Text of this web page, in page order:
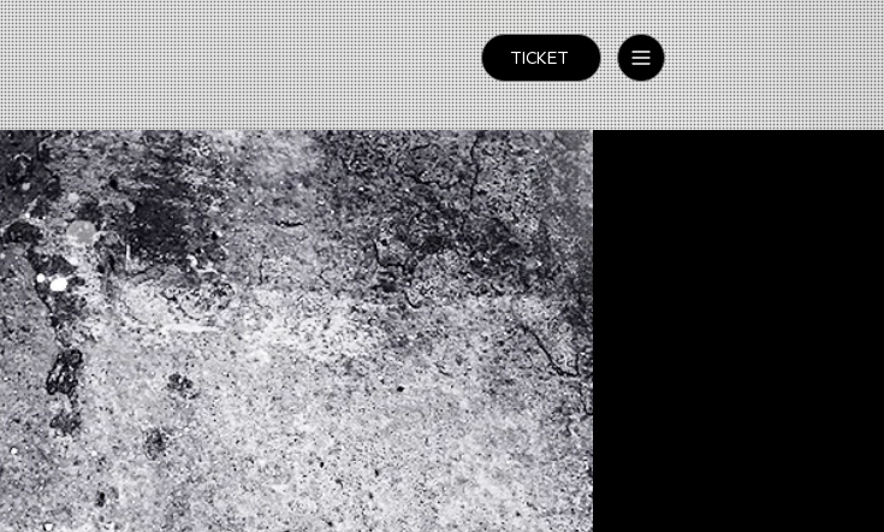
TICKET